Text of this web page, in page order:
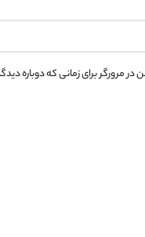
در مرورگر برای زمانی که دوباره